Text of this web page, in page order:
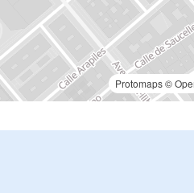
Protomaps©